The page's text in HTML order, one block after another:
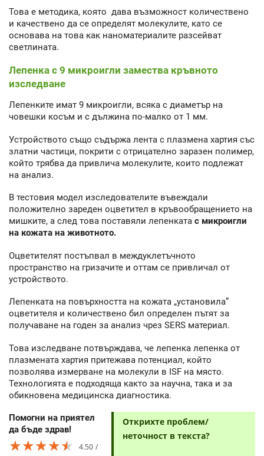
Това е методика, която дава възможност количествено
и качествено да се определят молекулите, като се
основава на това как наноматериалите разсейват
светлината.
Лепенка с 9 микроигли замества кръвното
изследване
Лепенките имат 9 микроигли, всяка с диаметър на
човешки косъм и с дължина по-малко от 1 мм.
Устройството също съдържа лента с плазмена хартия със
златни частици, покрити с отрицателно заразен полимер,
който трябва да привлича молекулите, които подлежат
на анализ.
В тестовия модел изследователите въвеждали
положително зареден оцветител в кръвообращението на
мишките, а след това поставяли лепенката с микроигли
на кожата на животното.
Оцветителят постъпвал в междуклетъчното
пространство на гризачите и оттам се привличал от
устройството.
Лепенката на повърхността на кожата „установила”
оцветителя и количествено бил определен пътят за
получаване на годен за анализ чрез SERS материал.
Това изследване потвърждава, че лепенка лепенка от
плазмената хартия притежава потенциал, който
позволява измерване на молекули в ISF на място.
Технологията е подходяща както за научна, така и за
обикновена медицинска диагностика.
Помогни на приятел
да бъде здрав!
★★★★★
★★★★★
★★★★★ 4.50
Открихте проблем/
неточност в текста?